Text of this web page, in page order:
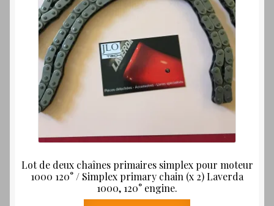
Lot de deux chaînes primaires simplex pour moteur
1000 120° / Simplex primary chain (x 2) Laverda
1000, 120° engine.